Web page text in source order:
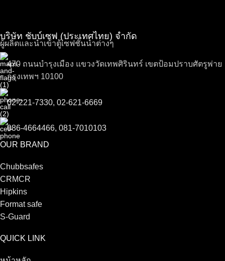
บริษัท ชับบ์เซฟ (ประเทศไทย) จำกัด
ผู้ผลิตและนำเข้าตู้เซฟชั้นนำต่างๆ
470 ถนนบำรุงเมือง แขวงวัดเทพศิรินทร์ เขตป้อมปราบศัตรูพ่าย
กรุงเทพฯ 10100
02-221-7330, 02-621-6669
086-4664466, 081-7010103
OUR BRAND
Chubbsafes
CRMCR
Hipkins
Format safe
S-Guard
QUICK LINK